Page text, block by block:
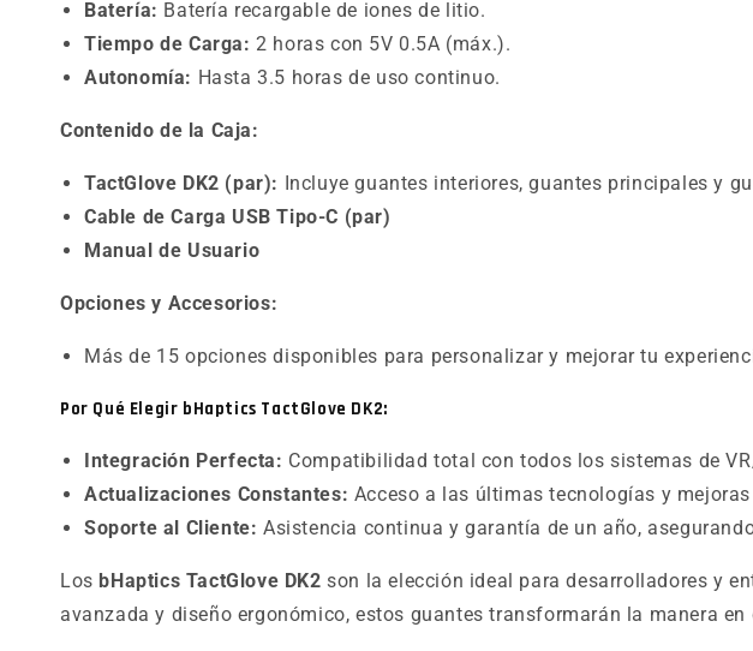
Batería: Batería recargable de iones de litio.
Tiempo de Carga: 2 horas con 5V 0.5A (máx.).
Autonomía: Hasta 3.5 horas de uso continuo.
Contenido de la Caja:
TactGlove DK2 (par): Incluye guantes interiores, guantes principales y
Cable de Carga USB Tipo-C (par)
Manual de Usuario
Opciones y Accesorios:
Más de 15 opciones disponibles para personalizar y mejorar tu
Por Qué Elegir bHaptics TactGlove DK2:
Integración Perfecta: Compatibilidad total con todos los sistemas de
Actualizaciones Constantes: Acceso a las últimas tecnologías y
Soporte al Cliente: Asistencia continua y garantía de un año,
Los bHaptics TactGlove DK2 son la elección ideal para desarrolladores y
avanzada y diseño ergonómico, estos guantes transformarán la manera